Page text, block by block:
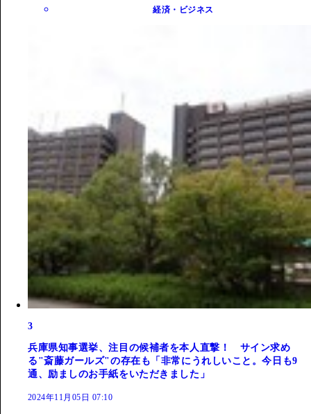
経済・ビジネス
3
兵庫県知事選挙、注目の候補者を本人直撃！ サイン求め
る"斎藤ガールズ"の存在も「非常にうれしいこと。今日も9
通、励ましのお手紙をいただきました」
2024年11月05日 07:10